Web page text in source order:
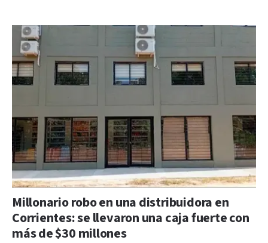
Millonario robo en una distribuidora en
Corrientes: se llevaron una caja fuerte con
más de $30 millones